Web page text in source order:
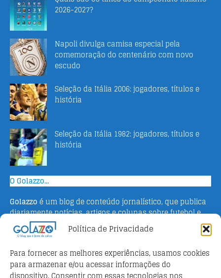
Política de Privacidade
Para fornecer as melhores experiências, usamos cookies
para armazenar e/ou acessar informações do
2026-2027?
Napoli divulga camisa especial pela
comemoração do centenário com novo
escudo
Seleção da Itália 2006: jogadores, títulos e
história
Seleção da Itália 1982: jogadores, títulos e
história
O Golazzo...
Golazzo é um blog de conteúdo jornalístico, que publica
diariamente notícias, artigos e colunas sobre futebol e
campeonato italiano. Fundado em 2016 pelo jornalista
Adriano Bertin, o site tem como objetivo informar o
o esporte na Itália.